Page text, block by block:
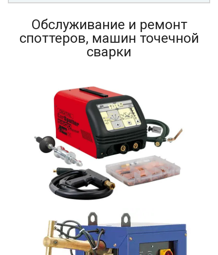
Обслуживание и ремонт
споттеров, машин точечной
сварки